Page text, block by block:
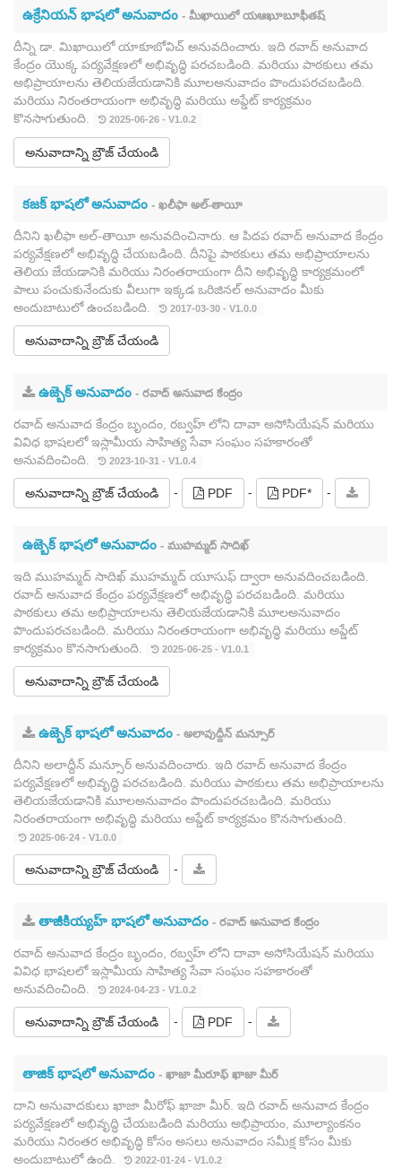
ఉక్రేనియన్ భాషలో అనువాదం - మీఖాయిలో యఆఖూబూఫీతష్
దీన్ని డా. మిఖాయిలో యాకూబోవిచ్ అనువదించారు. ఇది రవాద్ అనువాద
కేంద్రం యొక్క పర్యవేక్షణలో అభివృద్ధి పరచబడింది. మరియు పాఠకులు తమ
అభిప్రాయాలను తెలియజేయడానికి మూలఅనువాదం పొందుపరచబడింది.
మరియు నిరంతరాయంగా అభివృద్ధి మరియు అప్డేట్ కార్యక్రమం
కొనసాగుతుంది.
2025-06-26 - V1.0.2
అనువాదాన్ని బ్రౌజ్ చేయండి
కజక్ భాషలో అనువాదం - ఖలీఫా అల్-తాయీ
దీనిని ఖలీఫా అల్-తాయీ అనువదించినారు. ఆ పిదప రవాద్ అనువాద కేంద్రం
పర్యవేక్షణలో అభివృద్ధి చేయబడింది. దీనిపై పాఠకులు తమ అభిప్రాయాలను
తెలియ జేయడానికి మరియు నిరంతరాయంగా దీని అభివృద్ధి కార్యక్రమంలో
పాలు పంచుకునేందుకు వీలుగా ఇక్కడ ఒరిజినల్ అనువాదం మీకు
అందుబాటులో ఉంచబడింది.
2017-03-30 - V1.0.0
అనువాదాన్ని బ్రౌజ్ చేయండి
ఉజ్బెక్ అనువాదం - రవాద్ అనువాద కేంద్రం
రవాద్ అనువాద కేంద్రం బృందం, రబ్వహ్ లోని దావా అసోసియేషన్ మరియు
వివిధ భాషలలో ఇస్లామీయ సాహిత్య సేవా సంఘం సహకారంతో
అనువదించింది.
2023-10-31 - V1.0.4
అనువాదాన్ని బ్రౌజ్ చేయండి - PDF - PDF* -
ఉజ్బెక్ భాషలో అనువాదం - ముహమ్మద్ సాదిఖ్
ఇది ముహమ్మద్ సాదిఖ్ ముహమ్మద్ యూసుఫ్ ద్వారా అనువదించబడింది.
రవాద్ అనువాద కేంద్రం పర్యవేక్షణలో అభివృద్ధి పరచబడింది. మరియు
పాఠకులు తమ అభిప్రాయాలను తెలియజేయడానికి మూలఅనువాదం
పొందుపరచబడింది. మరియు నిరంతరాయంగా అభివృద్ధి మరియు అప్డేట్
కార్యక్రమం కొనసాగుతుంది.
2025-06-25 - V1.0.1
అనువాదాన్ని బ్రౌజ్ చేయండి
ఉజ్బెక్ భాషలో అనువాదం - అలావుద్దీన్ మన్సూర్
దీనిని అలాద్దీన్ మన్సూర్ అనువదించారు. ఇది రవాద్ అనువాద కేంద్రం
పర్యవేక్షణలో అభివృద్ధి పరచబడింది. మరియు పాఠకులు తమ అభిప్రాయాలను
తెలియజేయడానికి మూలఅనువాదం పొందుపరచబడింది. మరియు
నిరంతరాయంగా అభివృద్ధి మరియు అప్డేట్ కార్యక్రమం కొనసాగుతుంది.
2025-06-24 - V1.0.0
అనువాదాన్ని బ్రౌజ్ చేయండి -
తాజీకియ్యహ్ భాషలో అనువాదం - రవాద్ అనువాద కేంద్రం
రవాద్ అనువాద కేంద్రం బృందం, రబ్వహ్ లోని దావా అసోసియేషన్ మరియు
వివిధ భాషలలో ఇస్లామీయ సాహిత్య సేవా సంఘం సహకారంతో
అనువదించింది.
2024-04-23 - V1.0.2
అనువాదాన్ని బ్రౌజ్ చేయండి - PDF -
తాజిక్ భాషలో అనువాదం - ఖాజా మీరూఫ్ ఖాజా మీర్
దాని అనువాదకులు ఖాజా మీరోఫ్ ఖాజా మీర్. ఇది రవాద్ అనువాద కేంద్రం
పర్యవేక్షణలో అభివృద్ధి చేయబడింది మరియు అభిప్రాయం, మూల్యాంకనం
మరియు నిరంతర అభివృద్ధి కోసం అసలు అనువాదం సమీక్ష కోసం మీకు
అందుబాటులో ఉంది.
2022-01-24 - V1.0.2